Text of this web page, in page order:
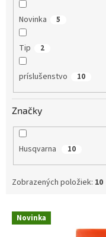
Novinka 5
Tip 2
príslušenstvo 10
Značky
Husqvarna 10
Zobrazených položiek: 10
V Novinka